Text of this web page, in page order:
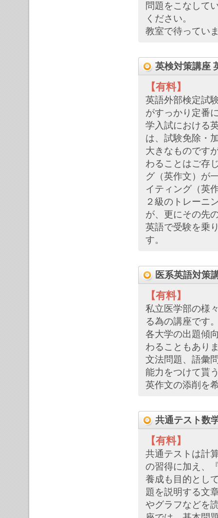
問題をこなして
ください。
教室で待ってい
英検対策講座
【有料】
英語外部検定試
がすっかり定番
学入試における
は、試験免除・
大きなものです
わることはご存
グ（英作文）が
イティング（英
２級のトレーニ
が、更にその先
英語で受験を乗
す。
医系英語対策
【有料】
私立医学部の様
る為の講座です
各大学の出題傾
わることもあり
文法問題、語彙
能力をつけて貰
英作文の添削を
共通テスト数
【有料】
共通テストは計
の習得に加え、
養成も目的とし
題を説明する文
やグラフなどを